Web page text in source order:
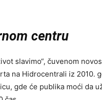
centru
slavimo“, čuvenom
na Hidrocentrali iz 2010.
gde će publika moći da